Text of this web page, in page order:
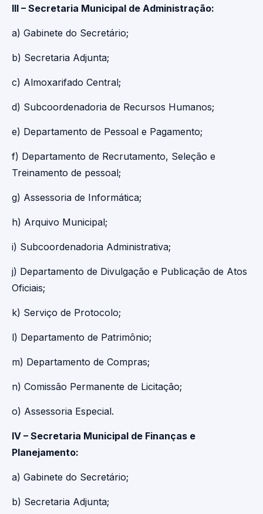
III – Secretaria Municipal de Administração:
a) Gabinete do Secretário;
b) Secretaria Adjunta;
c) Almoxarifado Central;
d) Subcoordenadoria de Recursos Humanos;
e) Departamento de Pessoal e Pagamento;
f) Departamento de Recrutamento, Seleção e
Treinamento de pessoal;
g) Assessoria de Informática;
h) Arquivo Municipal;
i) Subcoordenadoria Administrativa;
j) Departamento de Divulgação e Publicação de Atos
Oficiais;
k) Serviço de Protocolo;
l) Departamento de Patrimônio;
m) Departamento de Compras;
n) Comissão Permanente de Licitação;
o) Assessoria Especial.
IV – Secretaria Municipal de Finanças e
Planejamento:
a) Gabinete do Secretário;
b) Secretaria Adjunta;